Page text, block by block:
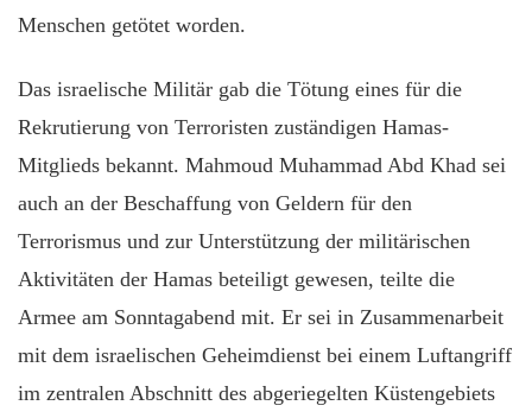
Menschen getötet worden.
Das israelische Militär gab die Tötung eines für die
Rekrutierung von Terroristen zuständigen Hamas-
Mitglieds bekannt. Mahmoud Muhammad Abd Khad sei
auch an der Beschaffung von Geldern für den
Terrorismus und zur Unterstützung der militärischen
Aktivitäten der Hamas beteiligt gewesen, teilte die
Armee am Sonntagabend mit. Er sei in Zusammenarbeit
mit dem israelischen Geheimdienst bei einem Luftangriff
im zentralen Abschnitt des abgeriegelten Küstengebiets